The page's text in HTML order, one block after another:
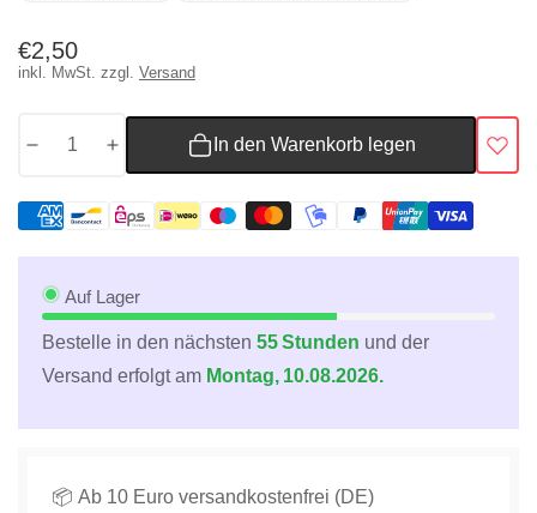
Normaler
Preis
€2,50
inkl. MwSt. zzgl. Versand
Menge
Viel-
&quot;Mops
mit
Kleeblatt&quot;
Hundekarte,
Cartoonillustration
Menge
Viel-
&quot;Mops
mit
Kleeblatt&quot;
-
Hundekarte,
Cartoonillustration
In den Warenkorb legen
Auf Lager
Bestelle in den nächsten 55 Stunden und der
Versand erfolgt am Montag, 10.08.2026.
📦 Ab 10 Euro versandkostenfrei (DE)